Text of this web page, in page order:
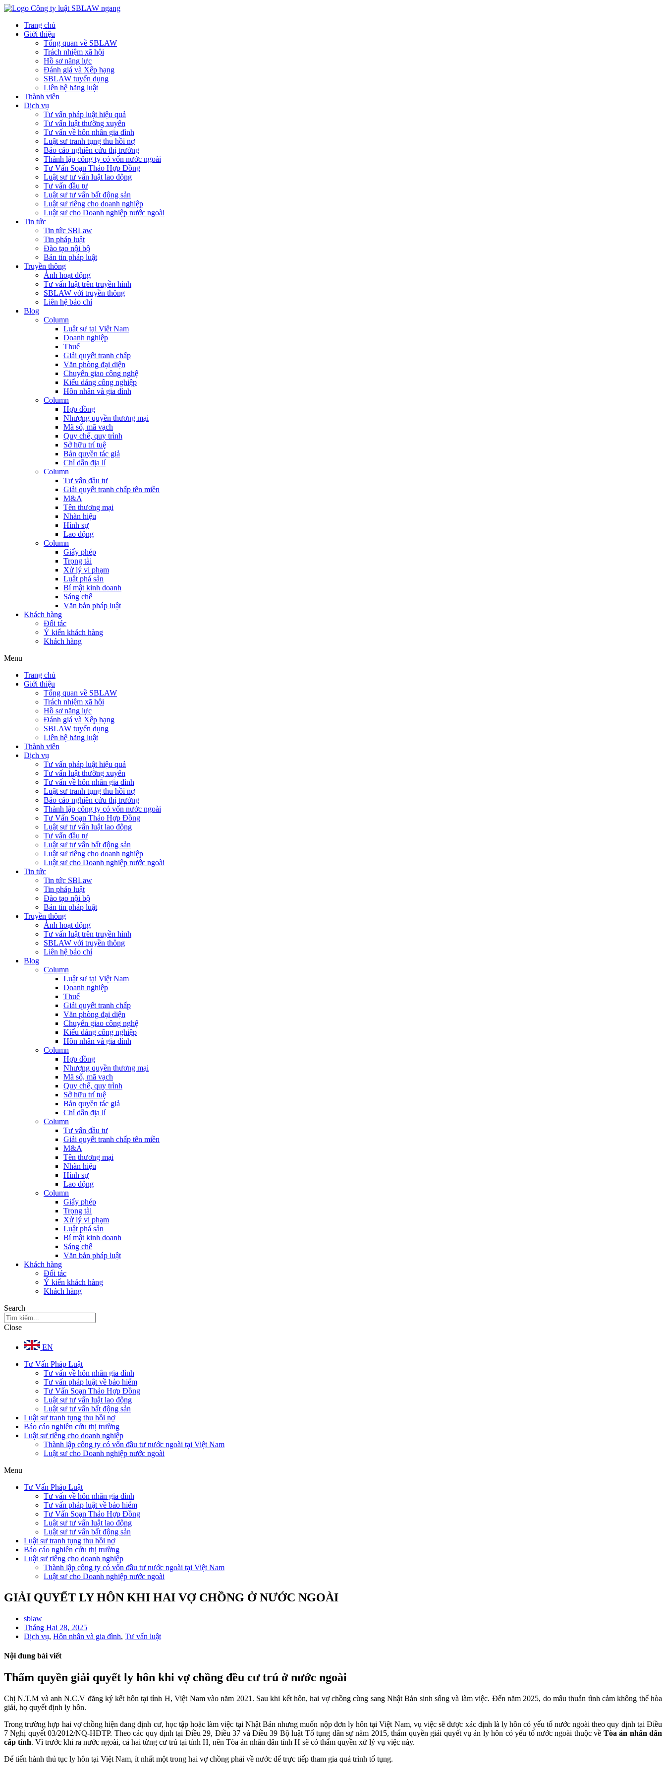
Trang chủ
Giới thiệu
Tổng quan về SBLAW
Trách nhiệm xã hội
Hồ sơ năng lực
Đánh giá và Xếp hạng
SBLAW tuyển dụng
Liên hệ hãng luật
Thành viên
Dịch vụ
Tư vấn pháp luật hiệu quả
Tư vấn luật thường xuyên
Tư vấn về hôn nhân gia đình
Luật sư tranh tụng thu hồi nợ
Báo cáo nghiên cứu thị trường
Thành lập công ty có vốn nước ngoài
Tư Vấn Soạn Thảo Hợp Đồng
Luật sư tư vấn luật lao động
Tư vấn đầu tư
Luật sư tư vấn bất động sản
Luật sư riêng cho doanh nghiệp
Luật sư cho Doanh nghiệp nước ngoài
Tin tức
Tin tức SBLaw
Tin pháp luật
Đào tạo nội bộ
Bản tin pháp luật
Truyền thông
Ảnh hoạt động
Tư vấn luật trên truyền hình
SBLAW với truyền thông
Liên hệ báo chí
Blog
Column
Luật sư tại Việt Nam
Doanh nghiệp
Thuế
Giải quyết tranh chấp
Văn phòng đại diện
Chuyển giao công nghệ
Kiểu dáng công nghiệp
Hôn nhân và gia đình
Column
Hợp đồng
Nhượng quyền thương mại
Mã số, mã vạch
Quy chế, quy trình
Sở hữu trí tuệ
Bản quyền tác giả
Chỉ dẫn địa lí
Column
Tư vấn đầu tư
Giải quyết tranh chấp tên miền
M&A
Tên thương mại
Nhãn hiệu
Hình sự
Lao động
Column
Giấy phép
Trọng tài
Xử lý vi phạm
Luật phá sản
Bí mật kinh doanh
Sáng chế
Văn bản pháp luật
Khách hàng
Đối tác
Ý kiến khách hàng
Khách hàng
Menu
Trang chủ
Giới thiệu
Tổng quan về SBLAW
Trách nhiệm xã hội
Hồ sơ năng lực
Đánh giá và Xếp hạng
SBLAW tuyển dụng
Liên hệ hãng luật
Thành viên
Dịch vụ
Tư vấn pháp luật hiệu quả
Tư vấn luật thường xuyên
Tư vấn về hôn nhân gia đình
Luật sư tranh tụng thu hồi nợ
Báo cáo nghiên cứu thị trường
Thành lập công ty có vốn nước ngoài
Tư Vấn Soạn Thảo Hợp Đồng
Luật sư tư vấn luật lao động
Tư vấn đầu tư
Luật sư tư vấn bất động sản
Luật sư riêng cho doanh nghiệp
Luật sư cho Doanh nghiệp nước ngoài
Tin tức
Tin tức SBLaw
Tin pháp luật
Đào tạo nội bộ
Bản tin pháp luật
Truyền thông
Ảnh hoạt động
Tư vấn luật trên truyền hình
SBLAW với truyền thông
Liên hệ báo chí
Blog
Column
Luật sư tại Việt Nam
Doanh nghiệp
Thuế
Giải quyết tranh chấp
Văn phòng đại diện
Chuyển giao công nghệ
Kiểu dáng công nghiệp
Hôn nhân và gia đình
Column
Hợp đồng
Nhượng quyền thương mại
Mã số, mã vạch
Quy chế, quy trình
Sở hữu trí tuệ
Bản quyền tác giả
Chỉ dẫn địa lí
Column
Tư vấn đầu tư
Giải quyết tranh chấp tên miền
M&A
Tên thương mại
Nhãn hiệu
Hình sự
Lao động
Column
Giấy phép
Trọng tài
Xử lý vi phạm
Luật phá sản
Bí mật kinh doanh
Sáng chế
Văn bản pháp luật
Khách hàng
Đối tác
Ý kiến khách hàng
Khách hàng
Search
Close
EN
Tư Vấn Pháp Luật
Tư vấn về hôn nhân gia đình
Tư vấn pháp luật về bảo hiểm
Tư Vấn Soạn Thảo Hợp Đồng
Luật sư tư vấn luật lao động
Luật sư tư vấn bất động sản
Luật sư tranh tụng thu hồi nợ
Báo cáo nghiên cứu thị trường
Luật sư riêng cho doanh nghiệp
Thành lập công ty có vốn đầu tư nước ngoài tại Việt Nam
Luật sư cho Doanh nghiệp nước ngoài
Menu
Tư Vấn Pháp Luật
Tư vấn về hôn nhân gia đình
Tư vấn pháp luật về bảo hiểm
Tư Vấn Soạn Thảo Hợp Đồng
Luật sư tư vấn luật lao động
Luật sư tư vấn bất động sản
Luật sư tranh tụng thu hồi nợ
Báo cáo nghiên cứu thị trường
Luật sư riêng cho doanh nghiệp
Thành lập công ty có vốn đầu tư nước ngoài tại Việt Nam
Luật sư cho Doanh nghiệp nước ngoài
GIẢI QUYẾT LY HÔN KHI HAI VỢ CHỒNG Ở NƯỚC NGOÀI
sblaw
Tháng Hai 28, 2025
Dịch vụ, Hôn nhân và gia đình, Tư vấn luật
Nội dung bài viết
Thẩm quyền giải quyết ly hôn khi vợ chồng đều cư trú ở nước ngoài
Chị N.T.M và anh N.C.V đăng ký kết hôn tại tỉnh H, Việt Nam vào năm 2021. Sau khi kết hôn, hai vợ chồng cùng sang Nhật Bản sinh sống và làm việc. Đến năm 2025, do mâu thuẫn tình cảm không thể hòa
giải, họ quyết định ly hôn.
Trong trường hợp hai vợ chồng hiện đang định cư, học tập hoặc làm việc tại Nhật Bản nhưng muốn nộp đơn ly hôn tại Việt Nam, vụ việc sẽ được xác định là ly hôn có yếu tố nước ngoài theo quy định tại Điều
7 Nghị quyết 03/2012/NQ-HĐTP. Theo các quy định tại Điều 29, Điều 37 và Điều 39 Bộ luật Tố tụng dân sự năm 2015, thẩm quyền giải quyết vụ án ly hôn có yếu tố nước ngoài thuộc về Tòa án nhân dân
cấp tỉnh. Vì trước khi ra nước ngoài, cả hai từng cư trú tại tỉnh H, nên Tòa án nhân dân tỉnh H sẽ có thẩm quyền xử lý vụ việc này.
Để tiến hành thủ tục ly hôn tại Việt Nam, ít nhất một trong hai vợ chồng phải về nước để trực tiếp tham gia quá trình tố tụng.